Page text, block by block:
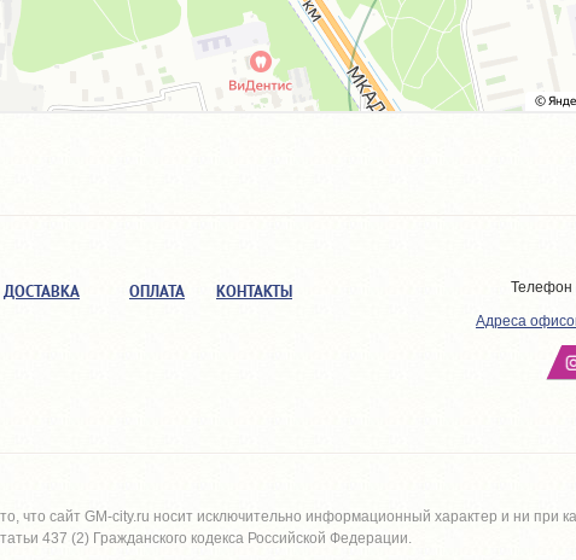
ДОСТАВКА ОПЛАТА КОНТАКТЫ Телефон
Адреса
что сайт GM-city.ru носит исключительно информационный характер и ни при
437 (2) Гражданского кодекса Российской Федерации.